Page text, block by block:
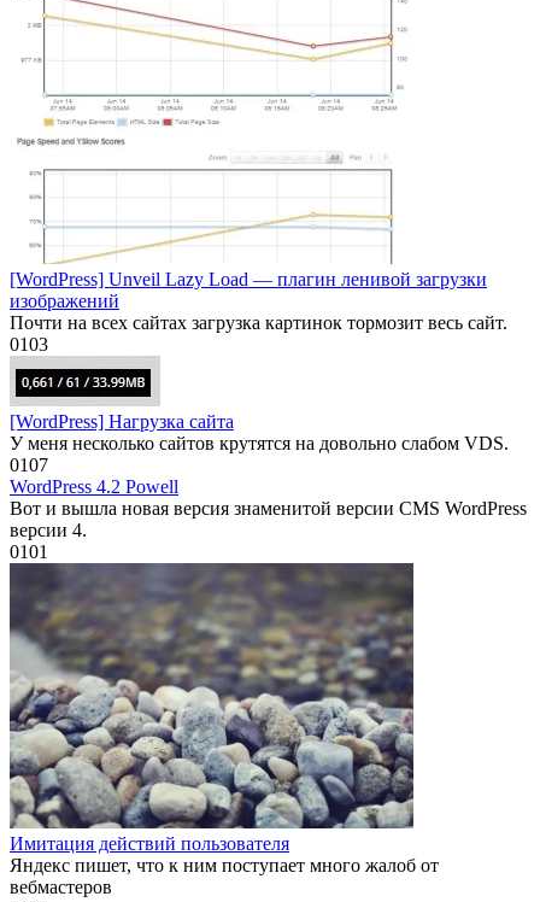
[WordPress] Unveil Lazy Load — плагин ленивой загрузки
изображений
Почти на всех сайтах загрузка картинок тормозит весь сайт.
0103
[WordPress] Нагрузка сайта
У меня несколько сайтов крутятся на довольно слабом VDS.
0107
WordPress 4.2 Powell
Вот и вышла новая версия знаменитой версии CMS WordPress
версии 4.
0101
Имитация действий пользователя
Яндекс пишет, что к ним поступает много жалоб от
вебмастеров